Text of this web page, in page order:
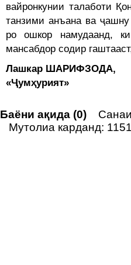
вайронкунии талаботи
танзими анъана ва
ро ошкор намудаанд,
мансабдор содир
Лашкар ШАРИФЗОДА,
«Ҷумҳурият»
Баёни ақида (0)
Мутолиа карданд: